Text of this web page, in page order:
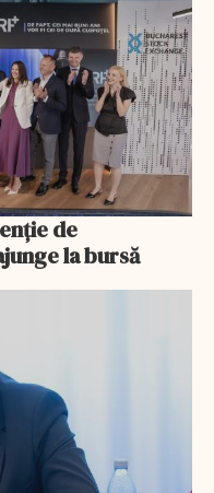
de
la bursă